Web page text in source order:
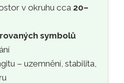
v okruhu cca 20–
symbolů
– uzemnění, stabilita,